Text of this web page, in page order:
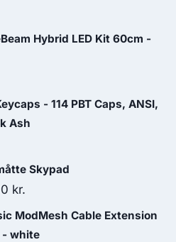
kr..
Hybrid LED Kit 60cm -
- 114 PBT Caps, ANSI,
Ash
Skypad
kr.
price
is:
ModMesh Cable Extension
- white